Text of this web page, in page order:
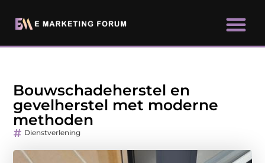
Bouwschadeherstel en
gevelherstel met moderne
methoden
Dienstverlening